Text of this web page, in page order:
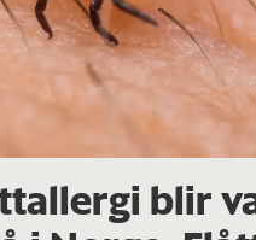
blir